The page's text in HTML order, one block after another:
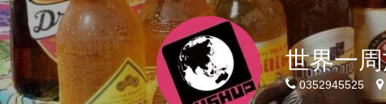
世界一
0352945525